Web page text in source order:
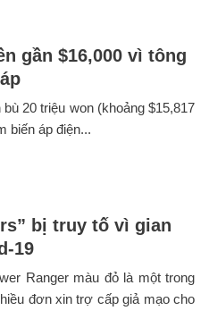
gần $16,000 vì tông
20 triệu won (khoảng $15,817
biến áp điện...
bị truy tố vì gian
19
Ranger màu đỏ là một trong
đơn xin trợ cấp giả mạo cho